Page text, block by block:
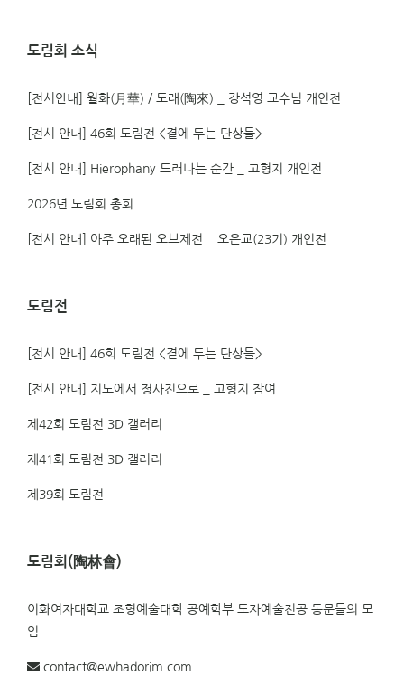
도림회 소식
[전시안내] 월화(月華) / 도래(陶來) _ 강석영 교수님 개인전
[전시 안내] 46회 도림전 <곁에 두는 단상들>
[전시 안내] Hierophany 드러나는 순간 _ 고형지 개인전
2026년 도림회 총회
[전시 안내] 아주 오래된 오브제전 _ 오은교(23기) 개인전
도림전
[전시 안내] 46회 도림전 <곁에 두는 단상들>
[전시 안내] 지도에서 청사진으로 _ 고형지 참여
제42회 도림전 3D 갤러리
제41회 도림전 3D 갤러리
제39회 도림전
도림회(陶林會)
이화여자대학교 조형예술대학 공예학부 도자예술전공 동문들의 모
임
contact@ewhadorim.com